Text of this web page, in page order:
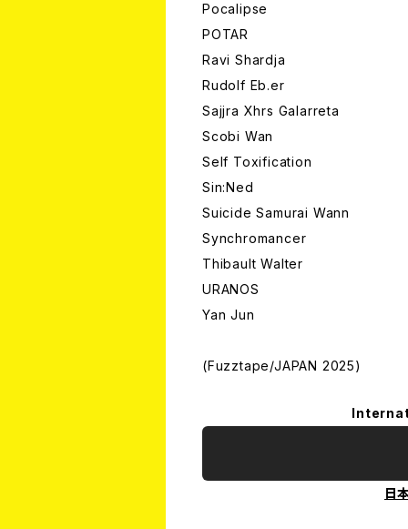
Pocalipse
POTAR
Ravi Shardja
Rudolf Eb.er
Sajjra Xhrs Galarreta
Scobi Wan
Self Toxification
Sin:Ned
Suicide Samurai Wann
Synchromancer
Thibault Walter
URANOS
Yan Jun
(Fuzztape/JAPAN 2025)
日